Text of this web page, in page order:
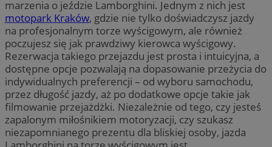
marzenia o jeździe Lamborghini. Jednym z nich jest
motopark Kraków, gdzie nie tylko doświadczysz jazdy
na profesjonalnym torze wyścigowym, ale również
poczujesz się jak prawdziwy kierowca wyścigowy.
Rezerwacja takiego przejazdu jest prosta i intuicyjna, a
dostępne opcje pozwalają na dopasowanie przeżycia do
indywidualnych preferencji – od wyboru samochodu,
przez długość jazdy, aż po dodatkowe opcje takie jak
filmowanie przejażdżki. Niezależnie od tego, czy jesteś
zapalonym miłośnikiem motoryzacji, czy szukasz
niezapomnianego prezentu dla bliskiej osoby, jazda